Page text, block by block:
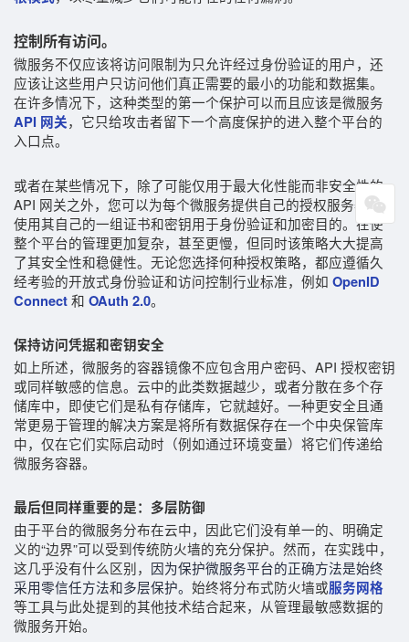
控制所有访问。
微服务不仅应该将访问限制为只允许经过身份验证的用户，还
应该让这些用户只访问他们真正需要的最小的功能和数据集。
在许多情况下，这种类型的第一个保护可以而且应该是微服务
API 网关，它只给攻击者留下一个高度保护的进入整个平台的
入口点。
或者在某些情况下，除了可能仅用于最大化性能而非安全性的
API 网关之外，您可以为每个微服务提供自己的授权服务器，并
使用其自己的一组证书和密钥用于身份验证和加密目的。在使
整个平台的管理更加复杂， 甚至更慢，但同时该策略大大提高
了其安全性和稳健性。无论您选择何种授权策略，都应遵循久
经考验的开放式身份验证和访问控制行业标准，例如 OpenID
Connect和 OAuth 2.0。
保持访问凭据和密钥安全
如上所述，微服务的容器镜像不应包含用户密码、API 授权密钥
或同样敏感的信息。云中的此类数据越少，或者分散在多个存
储库中，即使它们是私有存储库，它就越好。一种更安全且通
常更易于管理的解决方案是将所有数据保存在一个中央保管库
中，仅在它们实际启动时（例如通过环境变量）将它们传递给
微服务容器。
最后但同样重要的是：多层防御
由于平台的微服务分布在云中，因此它们没有单一的、 明确定
义的“边界”可以受到传统防火墙的充分保护。然而，在实践中，
这几乎没有什么区别， 因为保护微服务平台的正确方法是始终
采用零信任方法和多层保护。 始终将分布式防火墙或服务网格
等工具与此处提到的其他技术结合起来，从管理最敏感数据的
微服务开始。